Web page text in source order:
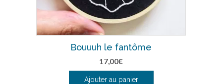
Bouuuh le fantôme
17,00€
Ajouter au panier